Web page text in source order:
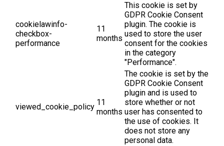
cookielawinfo-
checkbox-
performance
11
months
This cookie is set by
GDPR Cookie Consent
plugin. The cookie is
used to store the user
consent for the cookies
in the category
"Performance".
viewed_cookie_policy 11
months
The cookie is set by the
GDPR Cookie Consent
plugin and is used to
store whether or not
user has consented to
the use of cookies. It
does not store any
personal data.